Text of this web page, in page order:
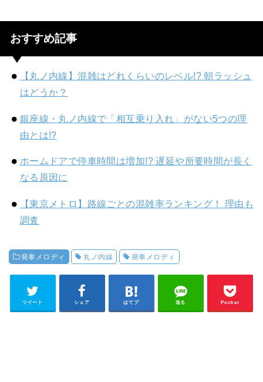
おすすめ記事
【丸ノ内線】混雑はどれくらいのレベル!? 朝ラッシュ
はどうか？
銀座線・丸ノ内線で「相互乗り入れ」がない5つの理
由とは!?
ホームドアで停車時間は増加!? 遅延や所要時間が長く
なる原因に
【東京メトロ】路線ごとの混雑率ランキング！ 理由も
調査
発車メロディ 丸ノ内線 発車メロディ
ツイート シェア はてブ 送る Pocket